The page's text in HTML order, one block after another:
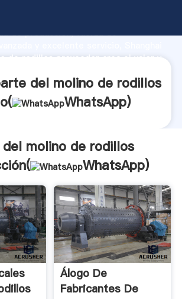
de producción, fuerza de
de rodillos proveedor crea el valor y
del molino de rodillos
WhatsApp)
molino de rodillos
WhatsApp)
Álogo De
Fabricantes De